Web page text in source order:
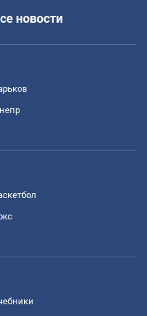
новости